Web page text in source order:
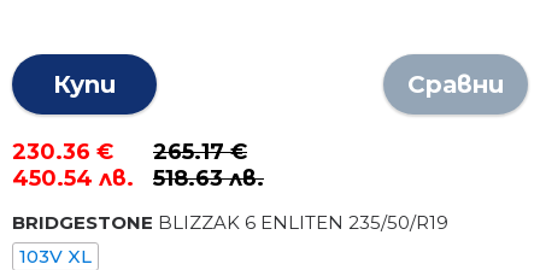
Купи Сравни
230.36 €
450.54 лв.
265.17 €
518.63 лв.
BRIDGESTONE BLIZZAK 6 ENLITEN 235/50/R19
103V XL